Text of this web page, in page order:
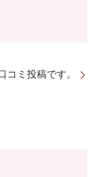
コミ投稿です。